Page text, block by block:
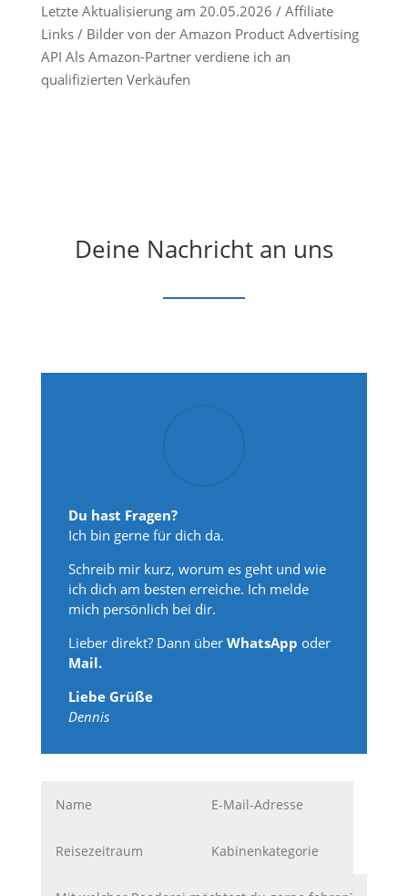
Letzte Aktualisierung am 20.05.2026 / Affiliate
Links / Bilder von der Amazon Product Advertising
API Als Amazon-Partner verdiene ich an
qualifizierten Verkäufen
Deine Nachricht an uns
Du hast Fragen?
Ich bin gerne für dich da.
Schreib mir kurz, worum es geht und wie
ich dich am besten erreiche. Ich melde
mich persönlich bei dir.
Lieber direkt? Dann überWhatsApp oder
Mail.
Liebe Grüße
Dennis